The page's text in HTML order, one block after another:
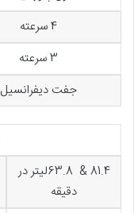
4 سرعته
3 سرعته
جفت دیفرانسیل
81.4 & 63.8لیتر در
دقیقه